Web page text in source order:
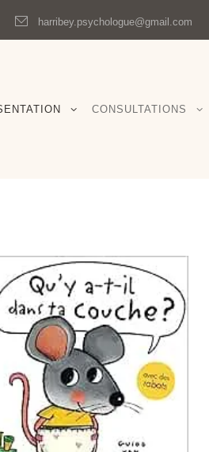
harribey.psychologue@gmail.com
CONSULTATIONS